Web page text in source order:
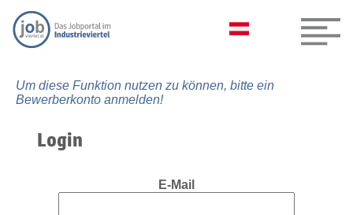
Um diese Funktion nutzen zu können, bitte ein
Bewerberkonto anmelden!
Login
E-Mail